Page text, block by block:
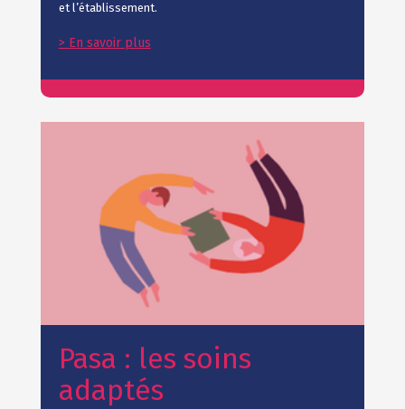
et l’établissement.
> En savoir plus
Pasa : les soins
adaptés